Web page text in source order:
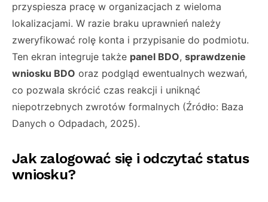
przyspiesza pracę w organizacjach z wieloma
lokalizacjami. W razie braku uprawnień należy
zweryfikować rolę konta i przypisanie do podmiotu.
Ten ekran integruje także panel BDO, sprawdzenie
wniosku BDO oraz podgląd ewentualnych wezwań,
co pozwala skrócić czas reakcji i uniknąć
niepotrzebnych zwrotów formalnych (Źródło: Baza
Danych o Odpadach, 2025).
Jak zalogować się i odczytać status
wniosku?